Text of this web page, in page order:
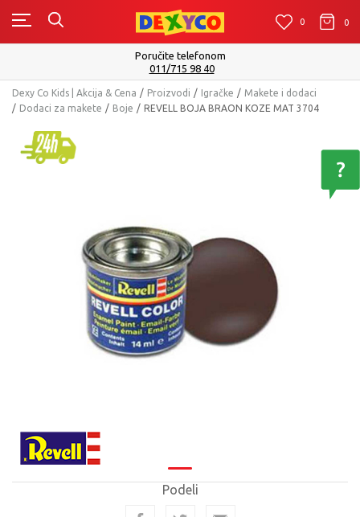
0 0 0
Isporuku možete očekivati u
Dexy Co Kids | Akcija & Cena Proizvodi Igračke
Makete i dodaci
Dodaci za makete
Boje REVELL BOJA BRAON KOZE MAT 3704
Podeli